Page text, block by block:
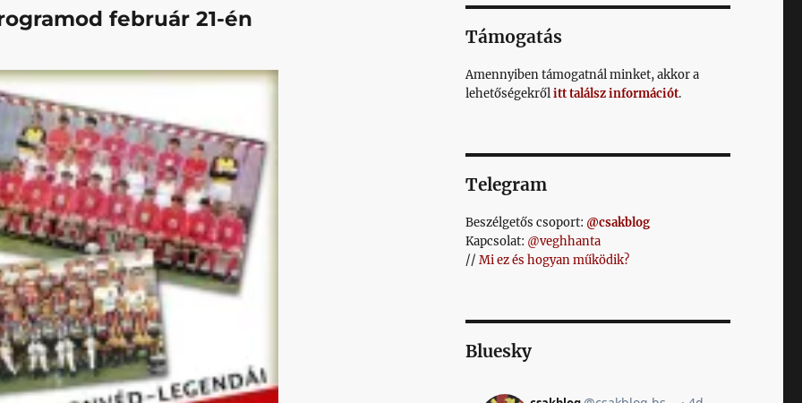
február 21-én
Támogatás
Amennyiben támogatnál minket, akkor a
lehetőségekrőlitt találsz információt.
Telegram
Beszélgetős csoport: @csakblog
Kapcsolat: @veghhanta
// Mi ez és hogyan működik?
Bluesky